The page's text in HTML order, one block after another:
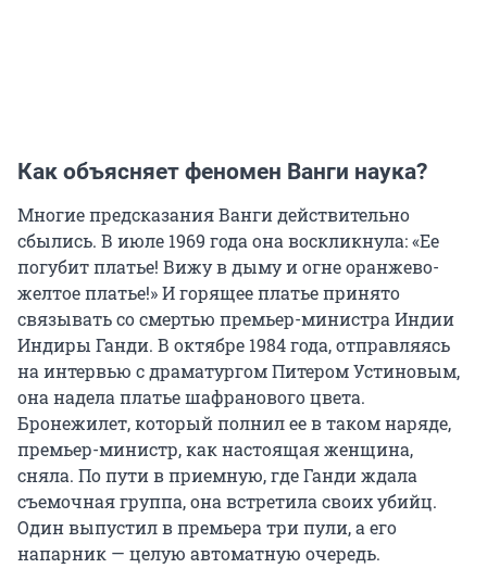
Как объясняет феномен Ванги наука?
Многие предсказания Ванги действительно
сбылись. В июле 1969 года она воскликнула: «Ее
погубит платье! Вижу в дыму и огне оранжево-
желтое платье!» И горящее платье принято
связывать со смертью премьер-министра Индии
Индиры Ганди. В октябре 1984 года, отправляясь
на интервью с драматургом Питером Устиновым,
она надела платье шафранового цвета.
Бронежилет, который полнил ее в таком наряде,
премьер-министр, как настоящая женщина,
сняла. По пути в приемную, где Ганди ждала
съемочная группа, она встретила своих убийц.
Один выпустил в премьера три пули, а его
напарник — целую автоматную очередь.